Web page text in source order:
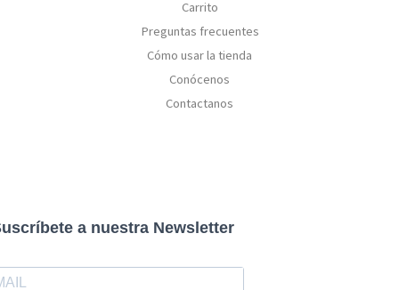
Carrito
Preguntas frecuentes
Cómo usar la tienda
Conócenos
Contactanos
a nuestra Newsletter